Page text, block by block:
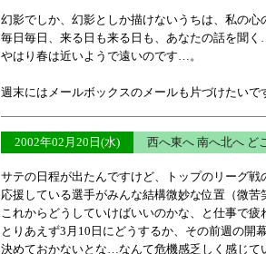
幻影でしか、幻影としか描けないうちは、私の
毎日毎日、来る日も来る日も、あなたの話を聞
やはり春は近いようで遠いのです…。
週末にはメールボックスのメールも片づけたいで
2002年02月20日(水) 西へ東へ 南へ北へ
サテの日程が出たんですけど、トップのリーグ
応援している選手がみんな結構微妙な位置（微苦
これからどうしていけばいいのかな、と仕事で
とりあえず3月10日にどうするか、その前週の開
決めておかないとな…なんて危機感乏しく感じて